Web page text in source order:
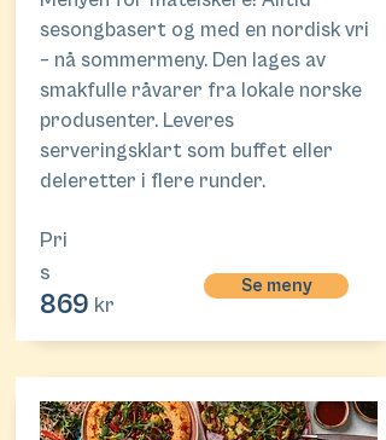
sesongbasert og med en nordisk vri
– nå sommermeny. Den lages av
smakfulle råvarer fra lokale norske
produsenter. Leveres
serveringsklart som buffet eller
deleretter i flere runder.
Pri
s
kr
869
Se meny